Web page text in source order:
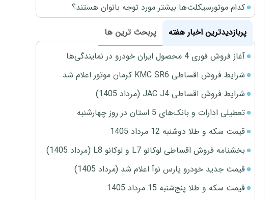
کدام موتورسیکلت‌ها بیشتر مورد توجه بانوان هستند؟
پربازدیدترین اخبار هفته
پربحث ترین ها
آغاز فروش فوری 4 محصول ایران خودرو در نمایندگی‌ها
شرایط فروش اقساطی KMC SR6 کرمان موتور اعلام شد
شرایط فروش اقساطی JAC J4 (مرداد 1405)
تعطیلی ادارات و بانک‌های 5 استان در روز چهارشنبه
قیمت سکه و طلا دوشنبه 12 مرداد 1405
بخشنامه فروش اقساطی لوکانو L7 و لوکانو L8 (مرداد 1405)
قیمت جدید خودرو پارس نوآ اعلام شد (مرداد 1405)
قیمت سکه و طلا پنج‌شنبه 15 مرداد 1405